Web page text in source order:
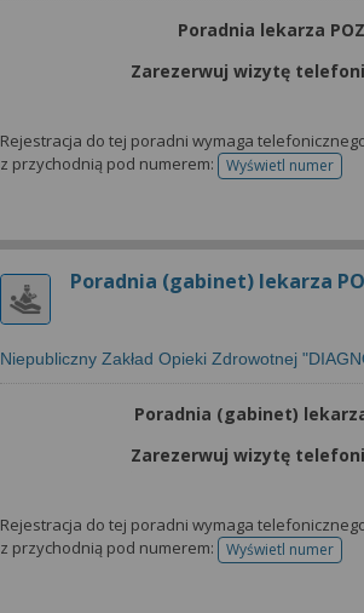
Poradnia lekarza POZ
Zarezerwuj wizytę
Rejestracja do tej poradni wymaga
z przychodnią pod numerem:
Wyświetl numer
telefonu do
Poradnia (gabinet) lekarza
Niepubliczny Zakład Opieki Zdrowotnej
Poradnia (gabinet)
Zarezerwuj wizytę
Rejestracja do tej poradni wymaga
z przychodnią pod numerem:
Wyświetl numer
telefonu do